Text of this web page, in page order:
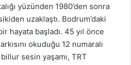
yüzünden 1980’den sonra
uzaklaştı. Bodrum’daki
hayata başladı. 45 yıl önce
okuduğu 12 numaralı
sesin yaşamı, TRT